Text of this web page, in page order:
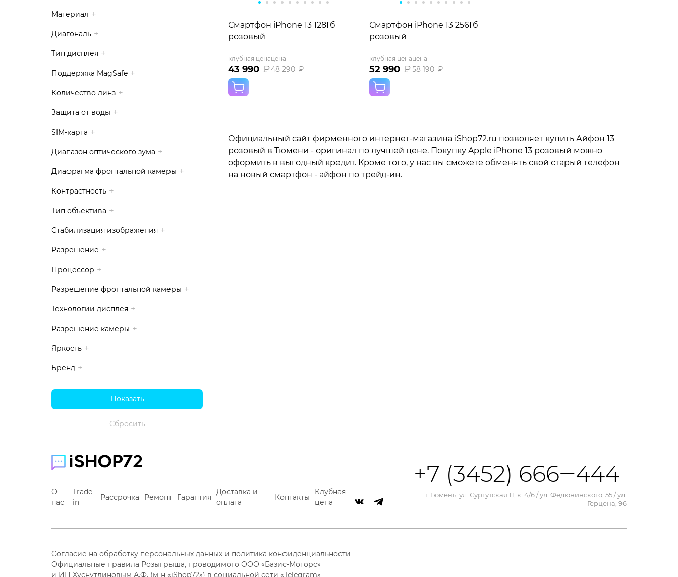
Материал
Диагональ
Тип дисплея
Поддержка MagSafe
Количество линз
Защита от воды
SIM-карта
Диапазон оптического зума
Диафрагма фронтальной камеры
Контрастность
Тип объектива
Стабилизация изображения
Разрешение
Процессор
Разрешение фронтальной камеры
Технологии дисплея
Разрешение камеры
Яркость
Бренд
Смартфон iPhone 13 128Гб
розовый
клубная цена
43 990 ₽
цена
48 290 ₽
Смартфон iPhone 13 256Гб
розовый
клубная цена
52 990 ₽
цена
58 190 ₽
Официальный сайт фирменного интернет-магазина iShop72.ru позволяет купить Айфон 13
розовый в Тюмени - оригинал по лучшей цене. Покупку Apple iPhone 13 розовый можно
оформить в выгодный кредит. Кроме того, у нас вы сможете обменять свой старый телефон
на новый смартфон - айфон по трейд-ин.
О
нас
Trade-
in
Рассрочка Ремонт Гарантия
Доставка и
оплата
Контакты
Клубная
цена
+7 (3452) 666‒444
г.Тюмень, ул. Сургутская 11, к. 4/6 / ул. Федюнинского, 55 / ул.
Герцена, 96
Согласие на обработку персональных данных и политика конфиденциальности
Официальные правила Розыгрыша, проводимого ООО «Базис-Моторс»
и ИП Хуснутдиновым А.Ф. (м-н «iShop72») в социальной сети «Telegram»